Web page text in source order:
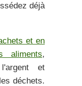
déjà
et en
aliments,
et
déchets.